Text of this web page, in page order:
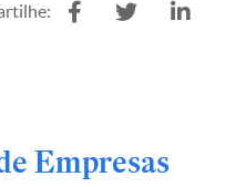
Empresas